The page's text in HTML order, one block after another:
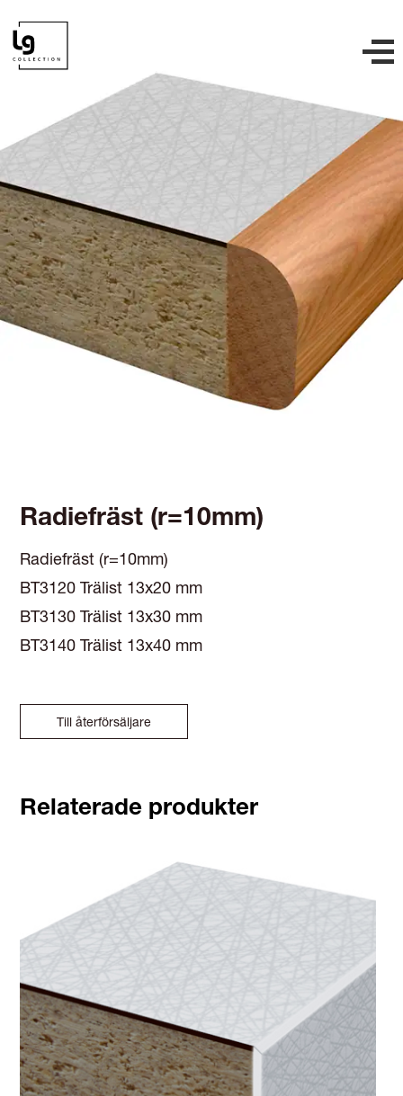
Radiefräst (r=10mm)
Radiefräst (r=10mm)
BT3120 Trälist 13x20 mm
BT3130 Trälist 13x30 mm
BT3140 Trälist 13x40 mm
Till återförsäljare
Relaterade produkter